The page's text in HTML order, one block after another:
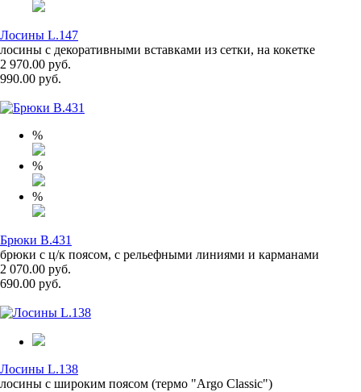
Лосины L.147
лосины с декоративными вставками из сетки, на кокетке
2 970.00 руб.
990.00 руб.
%
%
%
Брюки B.431
брюки с ц/к поясом, с рельефными линиями и карманами
2 070.00 руб.
690.00 руб.
Лосины L.138
лосины с широким поясом (термо "Argo Classic")